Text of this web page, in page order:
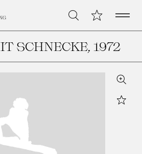
Suche Meine Open
SCHNECKE, 1972
Zoom
Star